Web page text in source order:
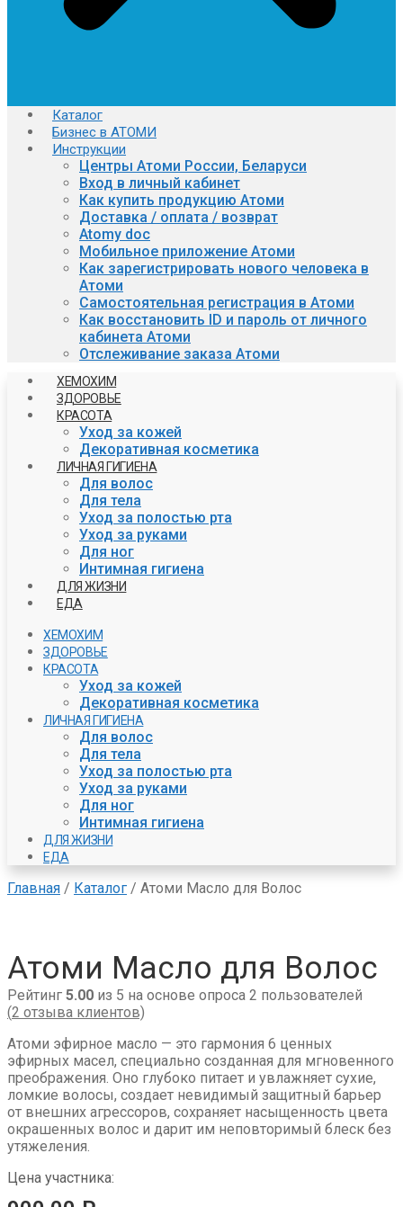
Каталог
Бизнес в АТОМИ
Инструкции
Центры Атоми России, Беларуси
Вход в личный кабинет
Как купить продукцию Атоми
Доставка / оплата / возврат
Atomy doc
Мобильное приложение Атоми
Как зарегистрировать нового человека в
Атоми
Самостоятельная регистрация в Атоми
Как восстановить ID и пароль от личного
кабинета Атоми
Отслеживание заказа Атоми
ХЕМОХИМ
ЗДОРОВЬЕ
КРАСОТА
Уход за кожей
Декоративная косметика
ЛИЧНАЯ ГИГИЕНА
Для волос
Для тела
Уход за полостью рта
Уход за руками
Для ног
Интимная гигиена
ДЛЯ ЖИЗНИ
ЕДА
ХЕМОХИМ
ЗДОРОВЬЕ
КРАСОТА
Уход за кожей
Декоративная косметика
ЛИЧНАЯ ГИГИЕНА
Для волос
Для тела
Уход за полостью рта
Уход за руками
Для ног
Интимная гигиена
ДЛЯ ЖИЗНИ
ЕДА
Главная / Каталог / Атоми Масло для Волос
Атоми Масло для Волос
Рейтинг 5.00 из 5 на основе опроса 2 пользователей
(2 отзыва клиентов)
Атоми эфирное масло — это гармония 6 ценных
эфирных масел, специально созданная для мгновенного
преображения. Оно глубоко питает и увлажняет сухие,
ломкие волосы, создает невидимый защитный барьер
от внешних агрессоров, сохраняет насыщенность цвета
окрашенных волос и дарит им неповторимый блеск без
утяжеления.
Цена участника: